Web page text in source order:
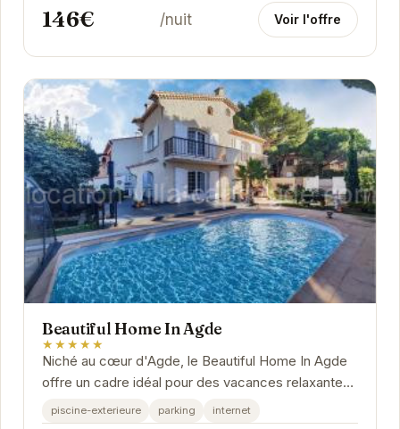
146€ /nuit Voir l'offre
Beautiful Home In Agde
★★★★★
Niché au cœur d'Agde, le Beautiful Home In Agde
offre un cadre idéal pour des vacances relaxantes.
Ses équipements modernes et son atmosphère...
piscine-exterieure parking internet